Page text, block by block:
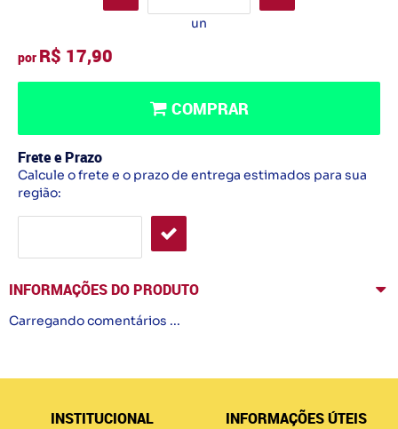
un
por R$ 17,90
COMPRAR
Frete e Prazo
Calcule o frete e o prazo de entrega estimados para sua
região:
INFORMAÇÕES DO PRODUTO
Carregando comentários ...
INSTITUCIONAL INFORMAÇÕES ÚTEIS